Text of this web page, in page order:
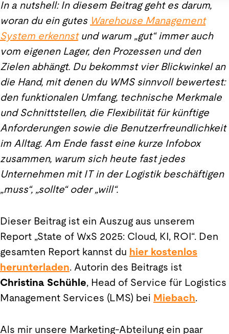
In a nutshell: In diesem Beitrag geht es darum,
woran du ein gutes Warehouse Management
System erkennstund warum „gut“ immer auch
vom eigenen Lager, den Prozessen und den
Zielen abhängt. Du bekommst vier Blickwinkel an
die Hand, mit denen du WMS sinnvoll bewertest:
den funktionalen Umfang, technische Merkmale
und Schnittstellen, die Flexibilität für künftige
Anforderungen sowie die Benutzerfreundlichkeit
im Alltag. Am Ende fasst eine kurze Infobox
zusammen, warum sich heute fast jedes
Unternehmen mit IT in der Logistik beschäftigen
„muss“, „sollte“ oder „will“.
Dieser Beitrag ist ein Auszug aus unserem
Report „State of WxS 2025: Cloud, KI, ROI“. Den
gesamten Report kannst du hier kostenlos
herunterladen. Autorin des Beitrags ist
Christina Schühle, Head of Service für Logistics
Management Services (LMS) bei Miebach.
Als mir unsere Marketing-Abteilung ein paar